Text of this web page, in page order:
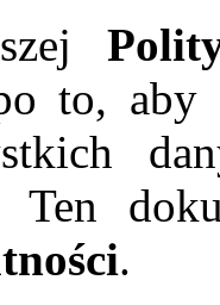
to, aby
Ten
.